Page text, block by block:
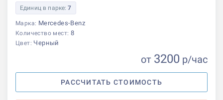
Единиц в парке:7
Марка: Mercedes-Benz
Количество мест: 8
Цвет: Черный
от 3200 р/час
РАССЧИТАТЬ СТОИМОСТЬ